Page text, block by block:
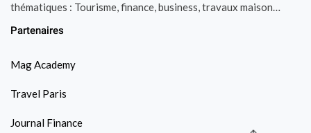
thématiques : Tourisme, finance, business, travaux maison…
Partenaires
Mag Academy
Travel Paris
Journal Finance